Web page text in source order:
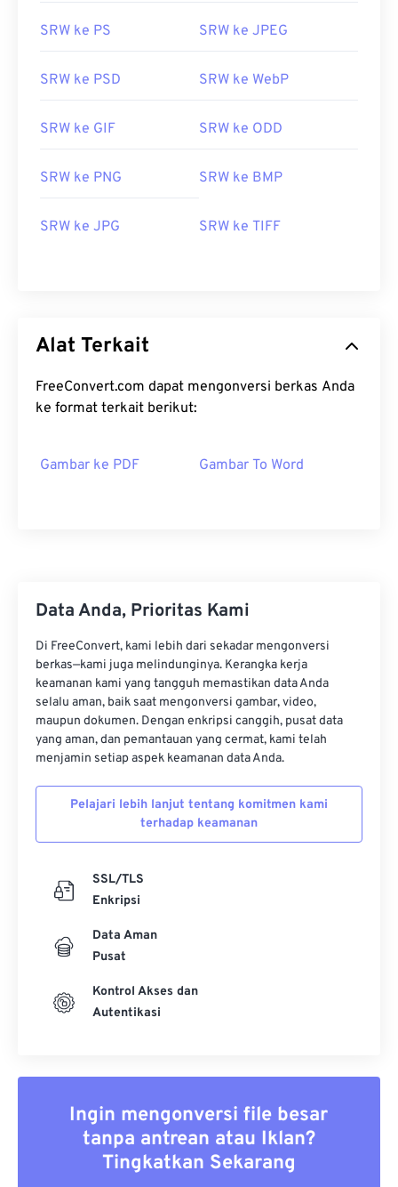
SRW ke PS SRW ke JPEG
SRW ke PSD SRW ke WebP
SRW ke GIF SRW ke ODD
SRW ke PNG SRW ke BMP
SRW ke JPG SRW ke TIFF
Alat Terkait
FreeConvert.com dapat mengonversi berkas Anda
ke format terkait berikut:
Gambar ke PDF Gambar To Word
Data Anda, Prioritas Kami
Di FreeConvert, kami lebih dari sekadar mengonversi
berkas—kami juga melindunginya. Kerangka kerja
keamanan kami yang tangguh memastikan data Anda
selalu aman, baik saat mengonversi gambar, video,
maupun dokumen. Dengan enkripsi canggih, pusat data
yang aman, dan pemantauan yang cermat, kami telah
menjamin setiap aspek keamanan data Anda.
Pelajari lebih lanjut tentang komitmen kami
terhadap keamanan
SSL/TLS
Enkripsi
Data Aman
Pusat
Kontrol Akses dan
Autentikasi
Ingin mengonversi file besar
tanpa antrean atau Iklan?
Tingkatkan Sekarang